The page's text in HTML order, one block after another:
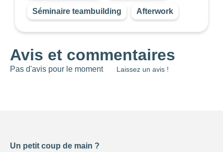
Séminaire teambuilding Afterwork
Avis et commentaires
Pas d'avis pour le moment Laissez un avis !
Un petit coup de main ?
Choisir